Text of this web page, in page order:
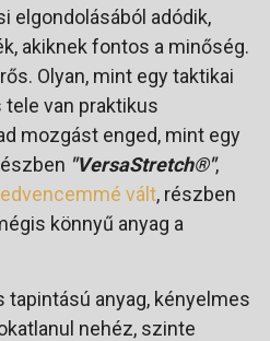
elgondolásából adódik,
akiknek fontos a minőség.
Olyan, mint egy taktikai
tele van praktikus
mozgást enged, mint egy
"VersaStretch®",
vált, részben
könnyű anyag a
tapintású anyag, kényelmes
nehéz, szinte